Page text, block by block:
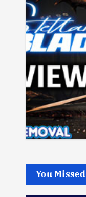
You Missed